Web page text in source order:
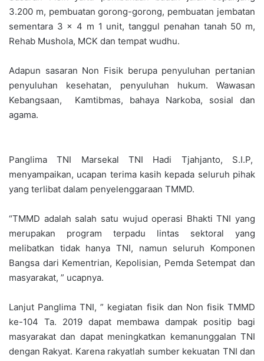
3.200 m, pembuatan gorong-gorong, pembuatan jembatan
sementara 3 x 4 m 1 unit, tanggul penahan tanah 50 m,
Rehab Mushola, MCK dan tempat wudhu.
Adapun sasaran Non Fisik berupa penyuluhan pertanian
penyuluhan kesehatan, penyuluhan hukum. Wawasan
Kebangsaan, Kamtibmas, bahaya Narkoba, sosial dan
agama.
Panglima TNI Marsekal TNI Hadi Tjahjanto, S.I.P,
menyampaikan, ucapan terima kasih kepada seluruh pihak
yang terlibat dalam penyelenggaraan TMMD.
“TMMD adalah salah satu wujud operasi Bhakti TNI yang
merupakan program terpadu lintas sektoral yang
melibatkan tidak hanya TNI, namun seluruh Komponen
Bangsa dari Kementrian, Kepolisian, Pemda Setempat dan
masyarakat, ” ucapnya.
Lanjut Panglima TNI, ” kegiatan fisik dan Non fisik TMMD
ke-104 Ta. 2019 dapat membawa dampak positip bagi
masyarakat dan dapat meningkatkan kemanunggalan TNI
dengan Rakyat. Karena rakyatlah sumber kekuatan TNI dan